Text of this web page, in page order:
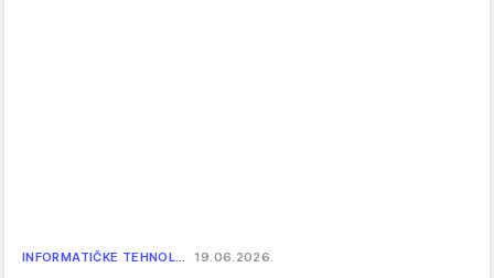
INFORMATIČKE TEHNOL… 19.06.2026.